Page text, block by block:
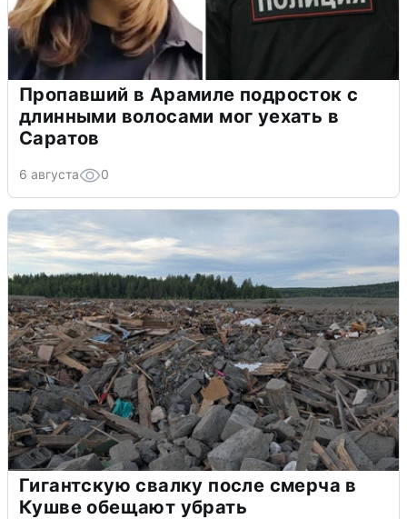
Пропавший в Арамиле подросток с
длинными волосами мог уехать в
Саратов
6 августа 0
Гигантскую свалку после смерча в
Кушве обещают убрать